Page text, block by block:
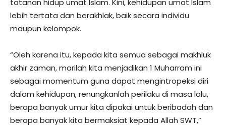
tatanan hidup umat Islam. Kini, kehidupan umat Islam
lebih tertata dan berakhlak, baik secara individu
maupun kelompok.
“Oleh karena itu, kepada kita semua sebagai makhluk
akhir zaman, marilah kita menjadikan 1 Muharram ini
sebagai momentum guna dapat mengintropeksi diri
dalam kehidupan, renungkanlah perilaku di masa lalu,
berapa banyak umur kita dipakai untuk beribadah dan
berapa banyak kita bermaksiat kepada Allah SWT,”